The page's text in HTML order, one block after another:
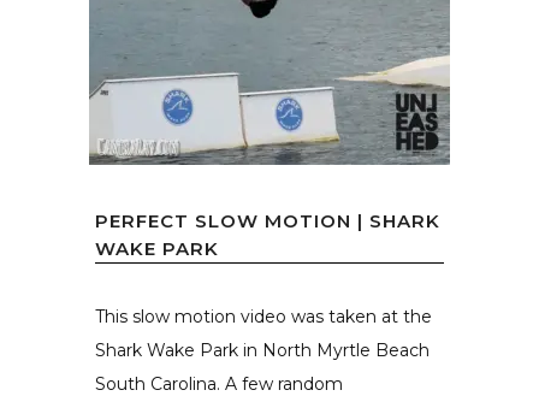
PERFECT SLOW MOTION | SHARK
WAKE PARK
This slow motion video was taken at the
Shark Wake Park in North Myrtle Beach
South Carolina. A few random